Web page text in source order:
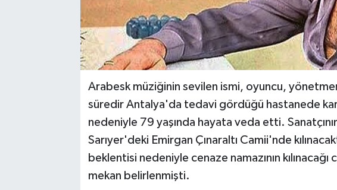
Arabesk müziğinin sevilen ismi, oyuncu,
süredir Antalya'da tedavi gördüğü hastanede
nedeniyle 79 yaşında hayata veda etti.
Sarıyer'deki Emirgan Çınaraltı Camii'nde
beklentisi nedeniyle cenaze namazının
mekan belirlenmişti.